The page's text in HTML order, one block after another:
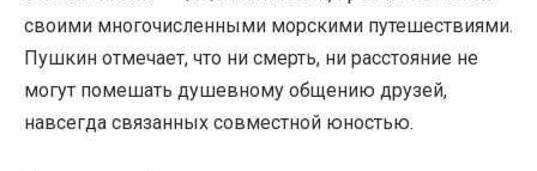
своими многочисленными морскими путешествиями.
Пушкин отмечает, что ни смерть, ни расстояние не
могут помешать душевному общению друзей,
навсегда связанных совместной юностью.